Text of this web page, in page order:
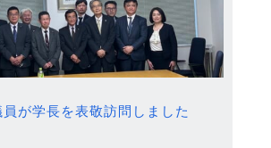
が学長を表敬訪問しました